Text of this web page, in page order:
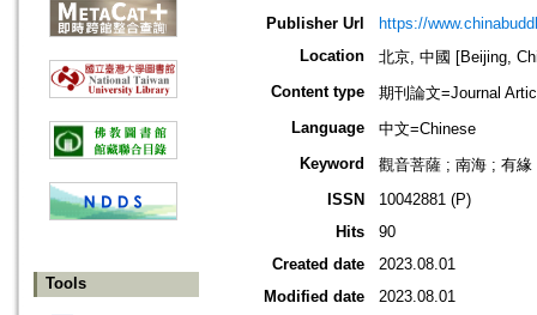
Tools
Publisher Url
https://
Location
北京, 中國 [Beijing,
Content type
期刊論文=Journal
Language
中文=Chinese
Keyword
觀音菩薩 ; 南海 ; 有緣
ISSN
10042881 (P)
Hits
90
Created date
2023.08.01
Modified date
2023.08.01